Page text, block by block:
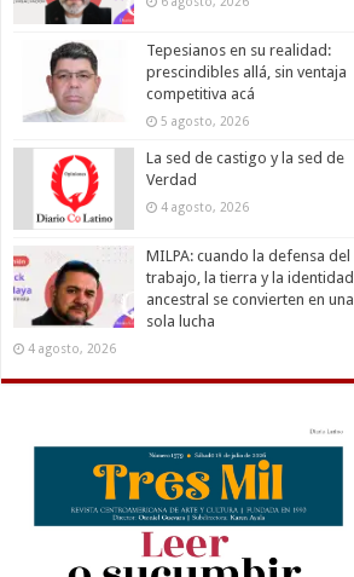
Tepesianos en su realidad:
prescindibles allá, sin ventaja
competitiva acá
5 agosto, 2026
La sed de castigo y la sed de
Verdad
4 agosto, 2026
MILPA: cuando la defensa del
trabajo, la tierra y la identidad
ancestral se convierten en una
sola lucha
4 agosto, 2026